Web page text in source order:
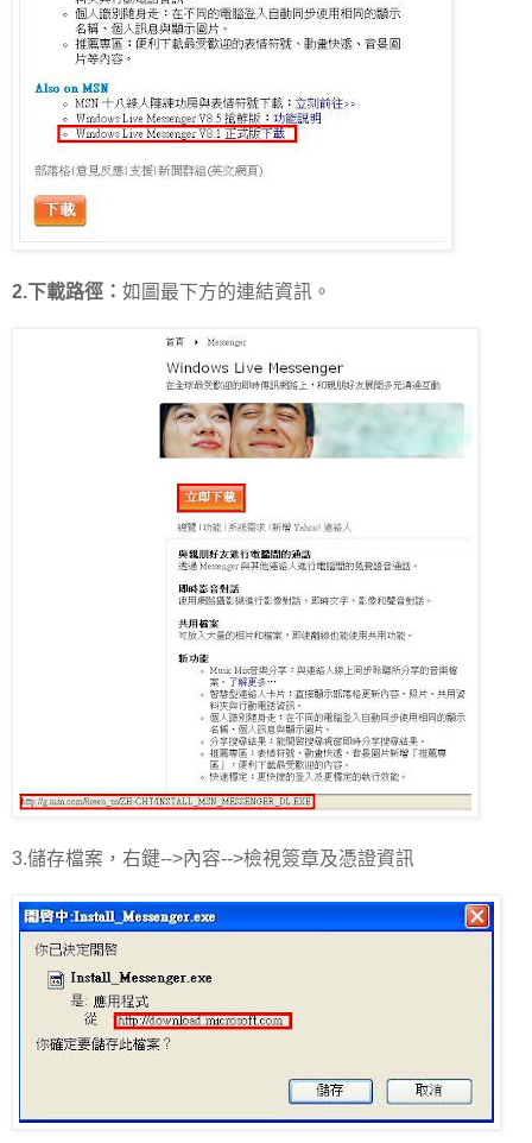
2.下載路徑： 如圖最下方的連結資訊。
3.儲存檔案，右鍵-->內容-->檢視簽章及憑證資訊